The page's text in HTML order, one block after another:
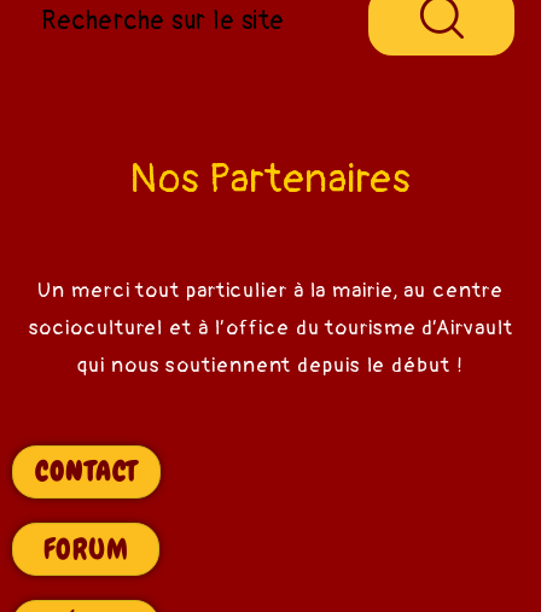
Nos Partenaires
Un merci tout particulier à la mairie, au centre
socioculturel et à l’office du tourisme d’Airvault
qui nous soutiennent depuis le début !
CONTACT
FORUM